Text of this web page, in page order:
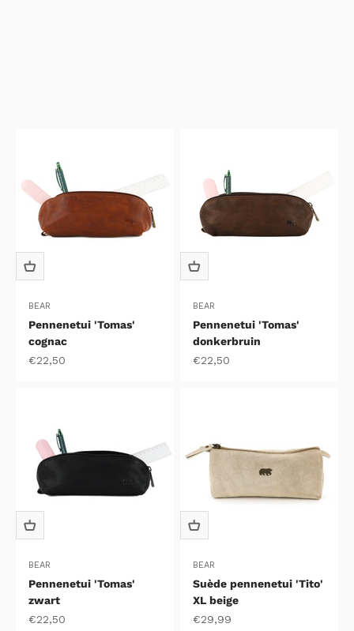
BEAR
Pennenetui 'Tomas'
cognac
Aanbiedingsprijs
€22,50
BEAR
Pennenetui 'Tomas'
donkerbruin
Aanbiedingsprijs
€22,50
BEAR
Pennenetui 'Tomas'
zwart
Aanbiedingsprijs
€22,50
BEAR
Suède pennenetui 'Tito'
XL beige
Aanbiedingsprijs
€29,99